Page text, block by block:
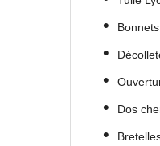
•
•
•
• Dos
•